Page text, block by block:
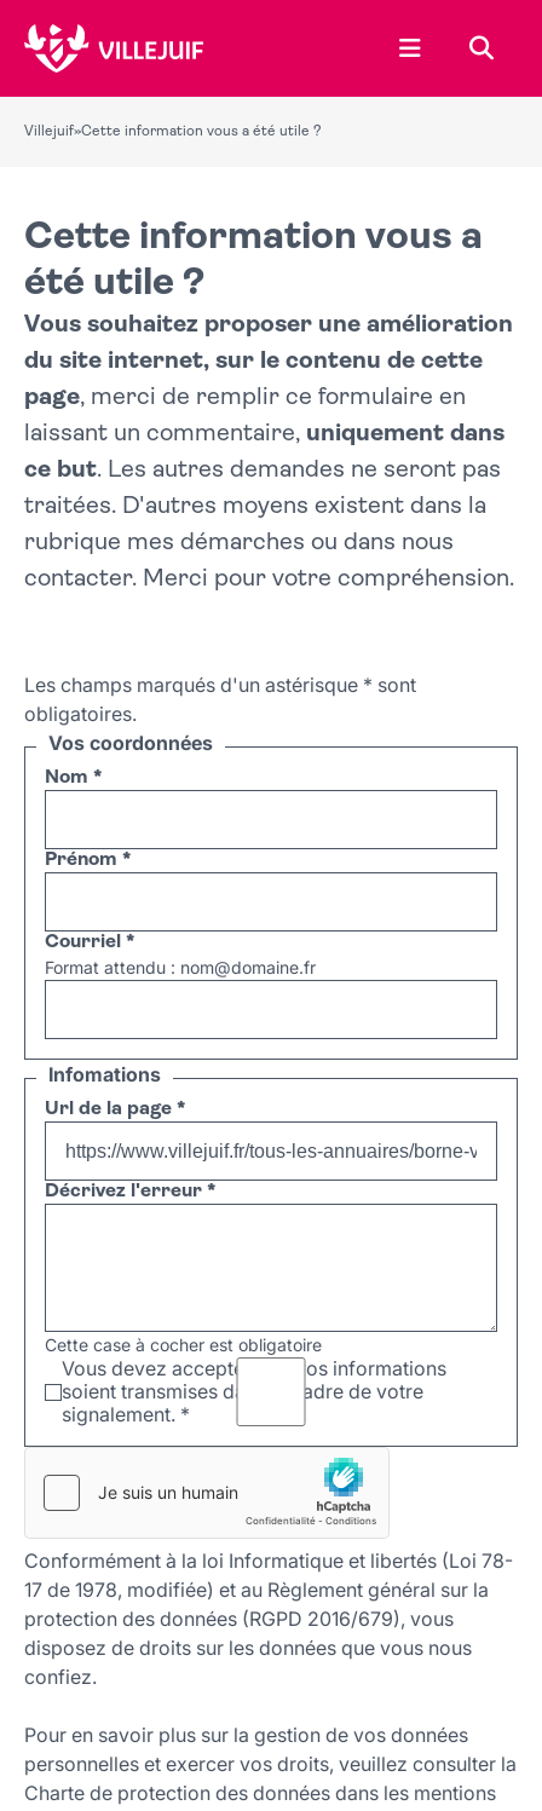
Ouvrir le
Villejuif»Cette information vous a été utile ?
Cette information vous a
été utile ?
Vous souhaitez proposer une amélioration
du site internet, sur le contenu de cette
page, merci de remplir ce formulaire en
laissant un commentaire, uniquement dans
ce but. Les autres demandes ne seront pas
traitées. D'autres moyens existent dans la
rubrique mes démarches ou dans nous
contacter. Merci pour votre compréhension.
Les champs marqués d'un astérisque * sont
obligatoires.
Vos coordonnées
Nom *
Prénom *
Courriel *
Format attendu : nom@domaine.fr
Infomations
Url de la page *
Décrivez l'erreur *
Cette case à cocher est obligatoire
Vous devez accepter que vos informations
soient transmises dans le cadre de votre
signalement. *
Conformément à la loi Informatique et libertés (Loi 78-
17 de 1978, modifiée) et au Règlement général sur la
protection des données (RGPD 2016/679), vous
disposez de droits sur les données que vous nous
confiez.
Pour en savoir plus sur la gestion de vos données
personnelles et exercer vos droits, veuillez consulter la
Charte de protection des données dans les mentions